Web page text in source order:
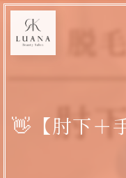
👋【肘下＋